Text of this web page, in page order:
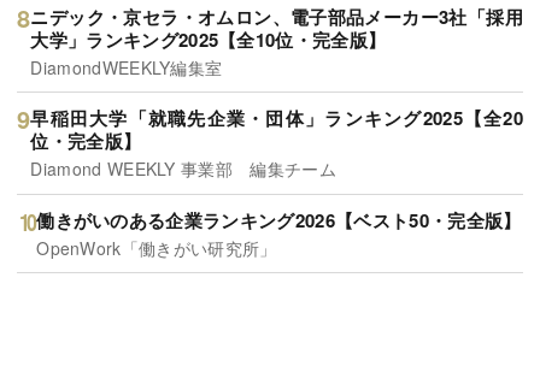
ニデック・京セラ・オムロン、電子部品メーカー3社「採用
大学」ランキング2025【全10位・完全版】
DiamondWEEKLY編集室
早稲田大学「就職先企業・団体」ランキング2025【全20
位・完全版】
Diamond WEEKLY 事業部 編集チーム
働きがいのある企業ランキング2026【ベスト50・完全版】
OpenWork「働きがい研究所」